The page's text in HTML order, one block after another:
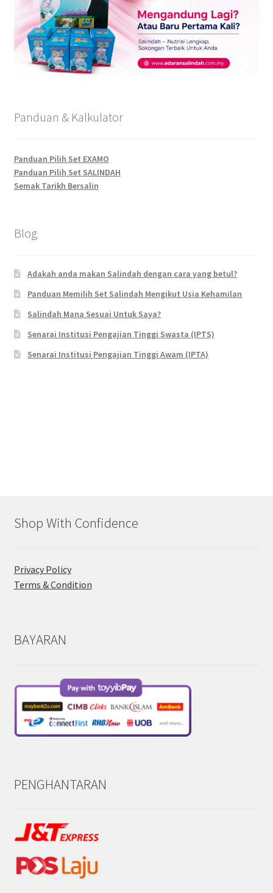
Panduan & Kalkulator
Panduan Pilih Set EXAMO
Panduan Pilih Set SALINDAH
Semak Tarikh Bersalin
Blog
Adakah anda makan Salindah dengan cara yang betul?
Panduan Memilih Set Salindah Mengikut Usia Kehamilan
Salindah Mana Sesuai Untuk Saya?
Senarai Institusi Pengajian Tinggi Swasta (IPTS)
Senarai Institusi Pengajian Tinggi Awam (IPTA)
Shop With Confidence
Privacy Policy
Terms & Condition
BAYARAN
PENGHANTARAN